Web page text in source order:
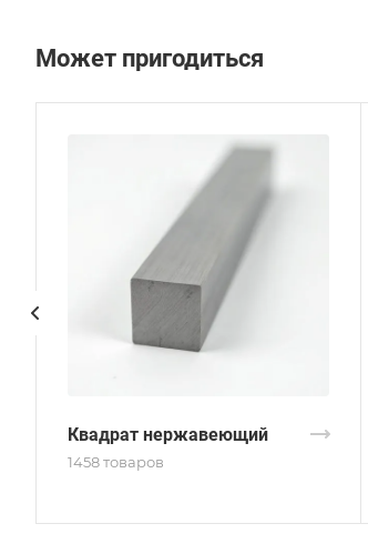
Может пригодиться
Квадрат нержавеющий
1458 товаров